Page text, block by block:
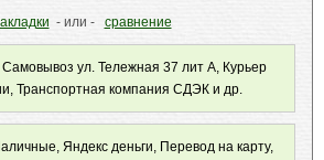
- или - сравнение
Самовывоз ул. Тележная 37 лит А, Курьер
Транспортная компания СДЭК и др.
Яндекс деньги, Перевод на карту,